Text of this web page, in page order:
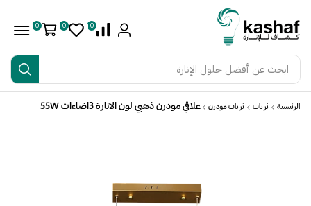
ابحث عن أفضل حلول الإنارة
0
0
0
الرئيسية ثريات ثريات مودرن علاقي مودرن ذهبي لون الانارة 3اضاءات 55W